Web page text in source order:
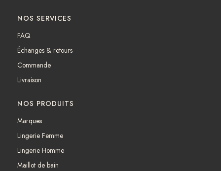
c
e
b
o
k
s
t
r
a
NOS SERVICES
FAQ
Échanges & retours
Commande
Livraison
NOS PRODUITS
Marques
Lingerie Femme
Lingerie Homme
Maillot de bain